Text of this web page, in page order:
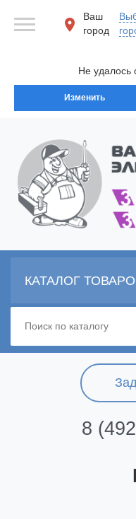
Не удалось
Изменить
Ваш
город
8
КАТАЛОГ